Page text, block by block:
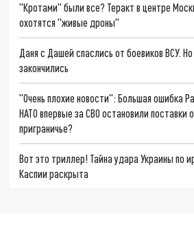
"Кротами" были все? Теракт в центре
охотятся "живые дроны"
Даня с Дашей спаслись от боевиков ВСУ.
закончились
"Очень плохие новости": Большая ошибка
НАТО впервые за СВО остановили поставки
приграничье?
Вот это триллер! Тайна удара Украины по
Каспии раскрыта